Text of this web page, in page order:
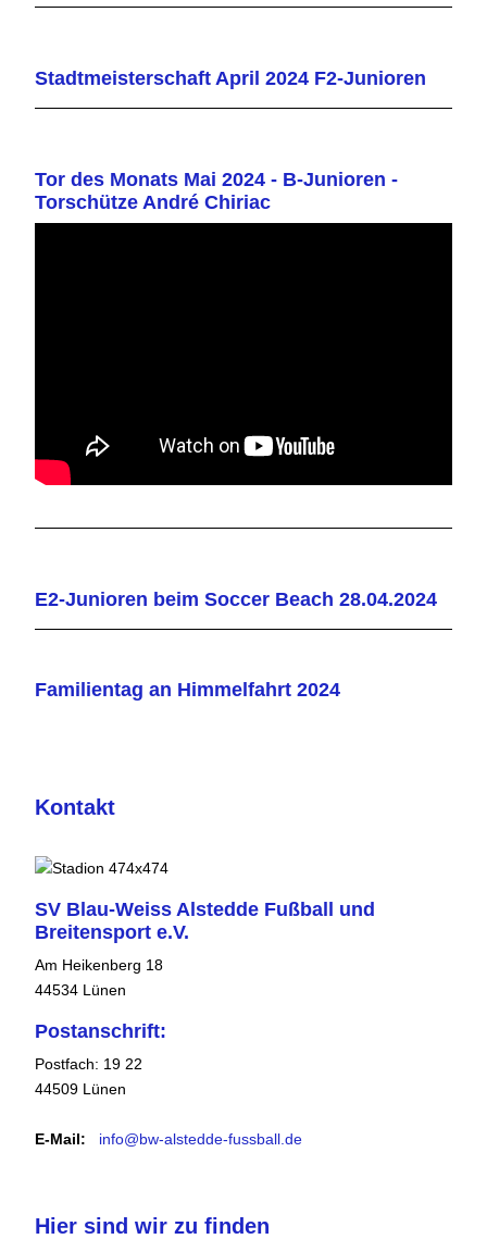
Stadtmeisterschaft April 2024 F2-Junioren
Tor des Monats Mai 2024 - B-Junioren -
Torschütze André Chiriac
E2-Junioren beim Soccer Beach 28.04.2024
Familientag an Himmelfahrt 2024
Kontakt
SV Blau-Weiss Alstedde Fußball und
Breitensport e.V.
Am Heikenberg 18
44534 Lünen
Postanschrift:
Postfach: 19 22
44509 Lünen
E-Mail: info@bw-alstedde-fussball.de
Hier sind wir zu finden